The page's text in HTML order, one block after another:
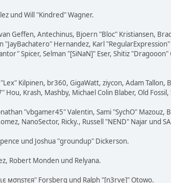
und Will "Kindred" Wagner.
Geffen, Antechinus, Bjoern "Bloc" Kristiansen,
"JayBachatero" Hernandez, Karl
Spicer, Selman "[SiNaN]" Eser, Shitiz
Kilpinen, br360, GigaWatt, ziycon, Adam Tallon,
Krash, Mashby, Michael Colin Blaber, Old
"vbgamer45" Valentin, Sami "SychO" Mazouz,
NanoSector, Ricky., Russell "NEND" Najar und
und Joshua "groundup" Dickerson.
Robert Monden und Relyana.
мσηѕтєя" Forsberg und Ralph "[n3rve]" Otowo.